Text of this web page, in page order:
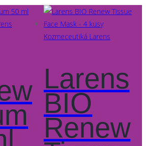
Kozmeceutiká Larens
Larens
BIO
Renew